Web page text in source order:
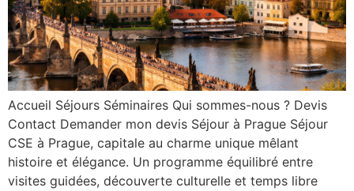
Accueil Séjours Séminaires Qui sommes-nous ? Devis
Contact Demander mon devis Séjour à Prague Séjour
CSE à Prague, capitale au charme unique mêlant
histoire et élégance. Un programme équilibré entre
visites guidées, découverte culturelle et temps libre